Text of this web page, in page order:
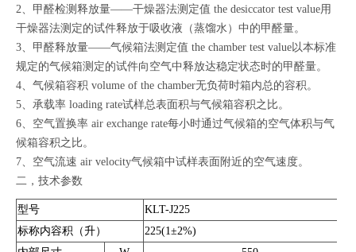
2、甲醛检测释放量——干燥器法测定值 the desiccator test value用
干燥器法测定的试件释放于吸收液（蒸馏水）中的甲醛量。
3、甲醛释放量——气候箱法测定值 the chamber test value以本标准
规定的气候箱测定的试件向空气中释放达稳定状态时的甲醛量。
4、气候箱容积 volume of the chamber无负荷时箱内总的容积。
5、承载率 loading rate试样总表面积与气候箱容积之比。
6、空气置换率 air exchange rate每小时通过气候箱的空气体积与气
候箱容积之比。
7、空气流速 air velocity气候箱中试样表面附近的空气速度。
二，技术参数
型号
KLT-J225
标称内容积（升）
225(1±2%)